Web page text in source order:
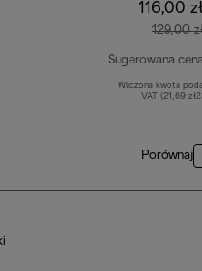
116,00
129,00
Sugerowana
Wliczona kwota
VAT (21,69
Porównaj